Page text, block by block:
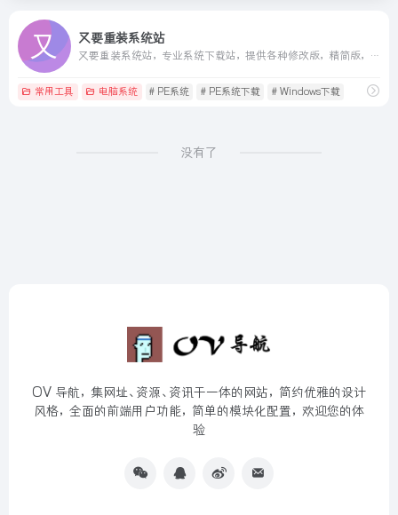
又要重装系统站
又要重装系统站，专业系统下载站，提供各种修改版，精简版，优化版Windows系统包，Windows10，Windows11，PE等系统版本下载
常用工具 电脑系统 # PE系统 # PE系统下载 # Windows下载
没有了
OV 导航，集网址、资源、资讯于一体的网站，简约优雅的设计
风格，全面的前端用户功能，简单的模块化配置，欢迎您的体
验